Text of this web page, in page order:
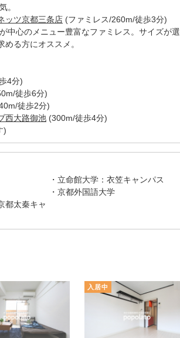
。
ッツ京都三条店 (ファミレス/260m/徒歩3分)
中心のメニュー豊富なファミレス。サイズが選
る方にオススメ。
4分)
徒歩6分)
徒歩2分)
西大路御池 (300m/徒歩4分)
)
立命館大学：衣笠キャンパス
京都外国語大学
都太秦キャ